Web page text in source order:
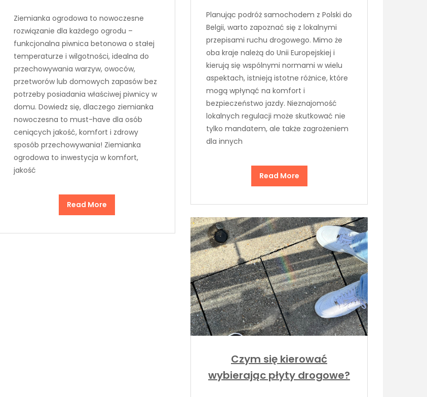
Planując podróż samochodem z Polski do
Belgii, warto zapoznać się z lokalnymi
przepisami ruchu drogowego. Mimo że
oba kraje należą do Unii Europejskiej i
kierują się wspólnymi normami w wielu
aspektach, istnieją istotne różnice, które
mogą wpłynąć na komfort i
bezpieczeństwo jazdy. Nieznajomość
lokalnych regulacji może skutkować nie
tylko mandatem, ale także zagrożeniem
dla innych
Read More
Ziemianka ogrodowa to nowoczesne
rozwiązanie dla każdego ogrodu –
funkcjonalna piwnica betonowa o stałej
temperaturze i wilgotności, idealna do
przechowywania warzyw, owoców,
przetworów lub domowych zapasów bez
potrzeby posiadania właściwej piwnicy w
domu. Dowiedz się, dlaczego ziemianka
nowoczesna to must-have dla osób
ceniących jakość, komfort i zdrowy
sposób przechowywania! Ziemianka
ogrodowa to inwestycja w komfort,
jakość
Read More
Czym się kierować
wybierając płyty drogowe?